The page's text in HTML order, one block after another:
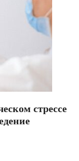
стрессе